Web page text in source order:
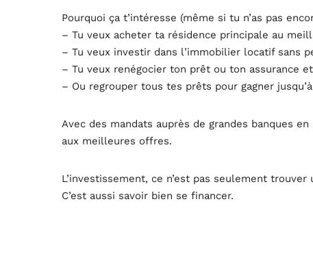
Pourquoi ça t’intéresse (même si tu n’as pas
– Tu veux acheter ta résidence principale au
– Tu veux investir dans l’immobilier locatif sans
– Tu veux renégocier ton prêt ou ton assurance
– Ou regrouper tous tes prêts pour gagner
Avec des mandats auprès de grandes banques
aux meilleures offres.
L’investissement, ce n’est pas seulement
C’est aussi savoir bien se financer.